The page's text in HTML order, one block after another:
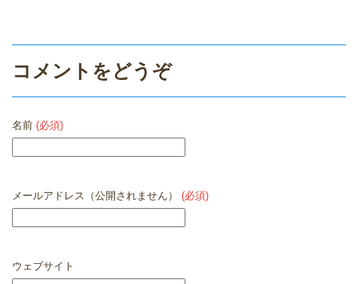
コメントをどうぞ
名前 (必須)
メールアドレス（公開されません） (必須)
ウェブサイト